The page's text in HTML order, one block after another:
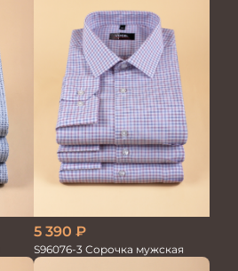
5 390 ₽
S96076-3 Сорочка мужская